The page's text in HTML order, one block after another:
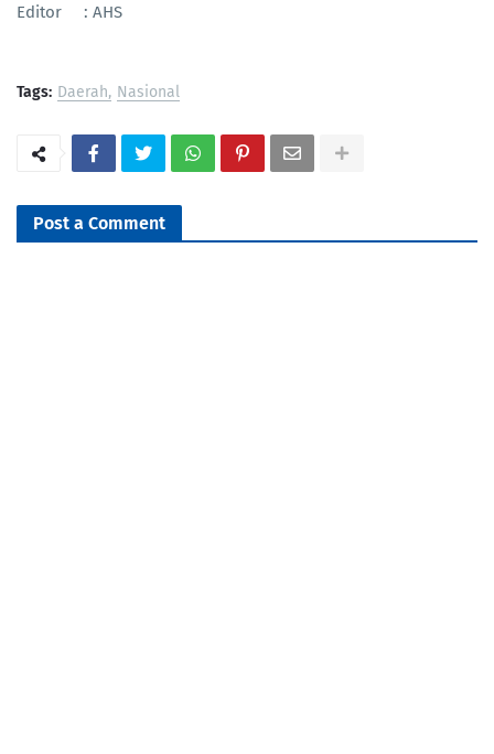
Editor : AHS
Tags: Daerah Nasional
Post a Comment